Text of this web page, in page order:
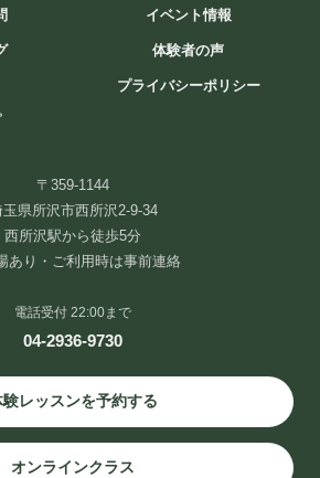
イベント情報
体験者の声
プライバシーポリシー
〒359-1144
玉県所沢市西所沢2-9-34
西所沢駅から徒歩5分
あり・ご利用時は事前連絡
電話受付 22:00まで
04-2936-9730
験レッスンを予約する
オンラインクラス